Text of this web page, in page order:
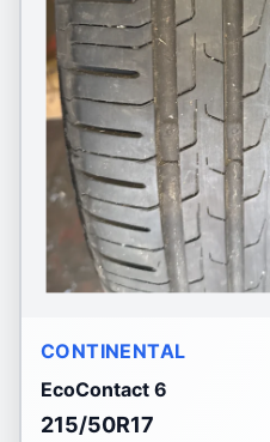
CONTINENTAL
EcoContact 6
215/50R17